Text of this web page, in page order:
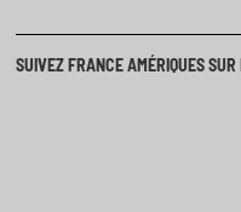
SUIVEZ FRANCE AMÉRIQUES